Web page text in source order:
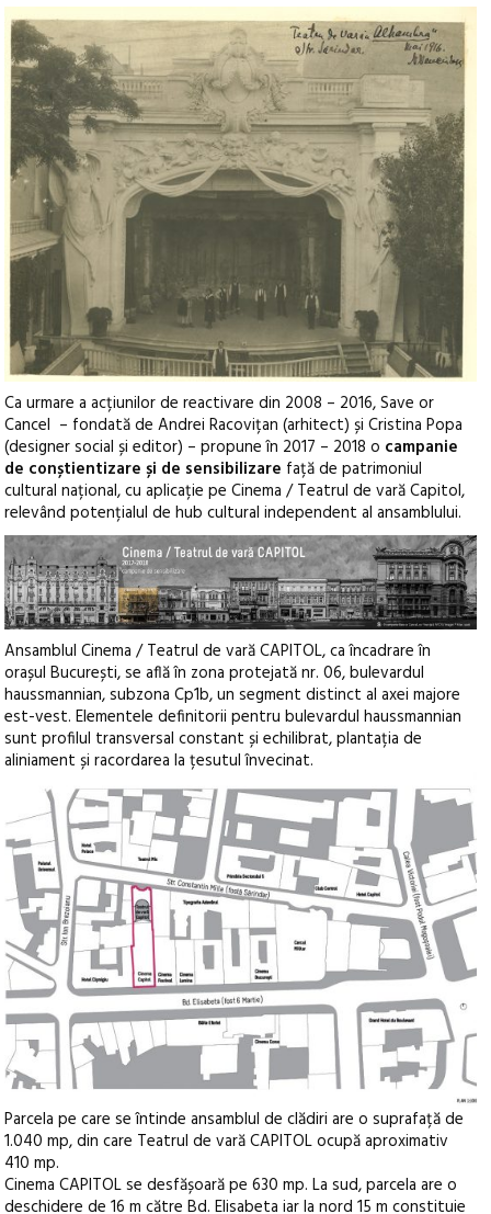
Ca urmare a acțiunilor de reactivare din 2008 – 2016, Save or
Cancel – fondată de Andrei Racovițan (arhitect) și Cristina Popa
(designer social și editor) – propune în 2017 – 2018 o campanie
de conștientizare și de sensibilizare față de patrimoniul
cultural național, cu aplicație pe Cinema / Teatrul de vară Capitol,
relevând potențialul de hub cultural independent al ansamblului.
Ansamblul Cinema / Teatrul de vară CAPITOL, ca încadrare în
orașul București, se află în zona protejată nr. 06, bulevardul
haussmannian, subzona Cp1b, un segment distinct al axei majore
est-vest. Elementele definitorii pentru bulevardul haussmannian
sunt profilul transversal constant și echilibrat, plantația de
aliniament și racordarea la țesutul învecinat.
Parcela pe care se întinde ansamblul de clădiri are o suprafață de
1.040 mp, din care Teatrul de vară CAPITOL ocupă aproximativ
410 mp.
Cinema CAPITOL se desfășoară pe 630 mp. La sud, parcela are o
deschidere de 16 m către Bd. Elisabeta iar la nord 15 m constituie